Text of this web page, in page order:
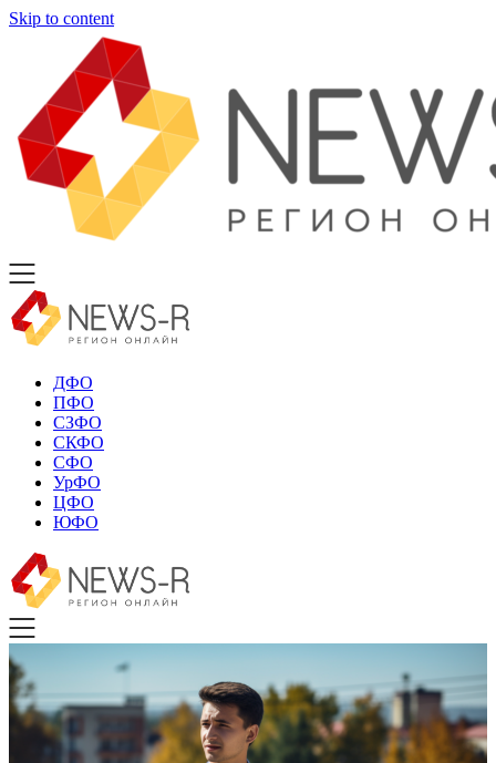
Skip to content
ДФО
ПФО
СЗФО
СКФО
СФО
УрФО
ЦФО
ЮФО